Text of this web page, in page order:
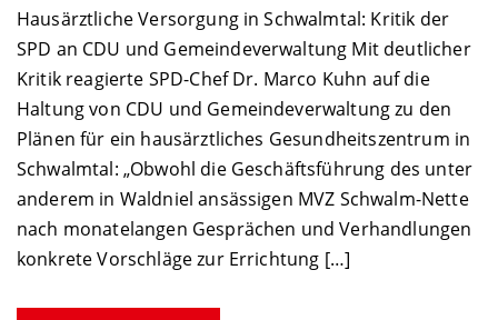
Hausärztliche Versorgung in Schwalmtal: Kritik der
SPD an CDU und Gemeindeverwaltung Mit deutlicher
Kritik reagierte SPD-Chef Dr. Marco Kuhn auf die
Haltung von CDU und Gemeindeverwaltung zu den
Plänen für ein hausärztliches Gesundheitszentrum in
Schwalmtal: „Obwohl die Geschäftsführung des unter
anderem in Waldniel ansässigen MVZ Schwalm-Nette
nach monatelangen Gesprächen und Verhandlungen
konkrete Vorschläge zur Errichtung […]